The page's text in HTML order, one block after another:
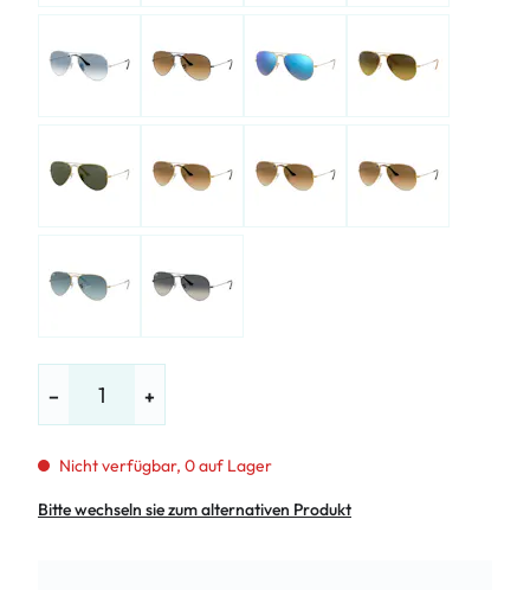
− +
Nicht verfügbar, 0 auf Lager
Bitte wechseln sie zum alternativen Produkt